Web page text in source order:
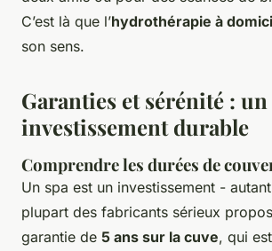
C’est là que l’hydrothérapie à
son sens.
Garanties et sérénité : un
investissement durable
Comprendre les durées de
Un spa est un investissement -
plupart des fabricants sérieux
garantie de 5 ans sur la cuve, qui